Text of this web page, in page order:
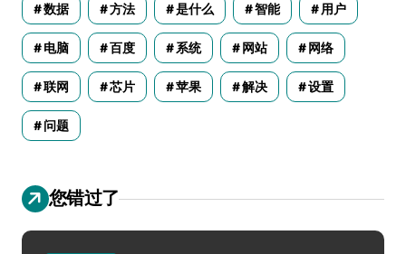
数据 方法 是什么 智能 用户
电脑 百度 系统 网站 网络
联网 芯片 苹果 解决 设置
问题
您错过了